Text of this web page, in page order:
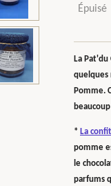
Épuisé
La Pat'du
quelques
Pomme.
* La
pomme
le
parfums